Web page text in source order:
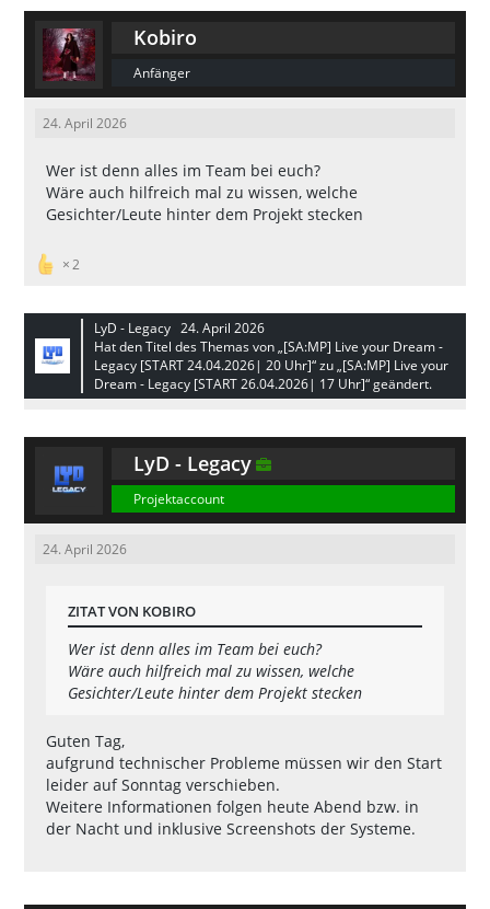
Kobiro
Anfänger
24. April 2026
Wer ist denn alles im Team bei euch?
Wäre auch hilfreich mal zu wissen, welche
Gesichter/Leute hinter dem Projekt stecken
2
LyD - Legacy 24. April 2026
Hat den Titel des Themas von „[SA:MP] Live your Dream -
Legacy [START 24.04.2026| 20 Uhr]“ zu „[SA:MP] Live your
Dream - Legacy [START 26.04.2026| 17 Uhr]“ geändert.
LyD - Legacy
Projektaccount
24. April 2026
ZITAT VON KOBIRO
Wer ist denn alles im Team bei euch?
Wäre auch hilfreich mal zu wissen, welche
Gesichter/Leute hinter dem Projekt stecken
Guten Tag,
aufgrund technischer Probleme müssen wir den Start
leider auf Sonntag verschieben.
Weitere Informationen folgen heute Abend bzw. in
der Nacht und inklusive Screenshots der Systeme.